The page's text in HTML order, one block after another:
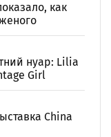
как
нуар: Lilia
Girl
China